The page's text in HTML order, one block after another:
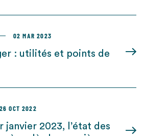
02 MAR 2023
: utilités et points de
26 OCT 2022
janvier 2023, l’état des